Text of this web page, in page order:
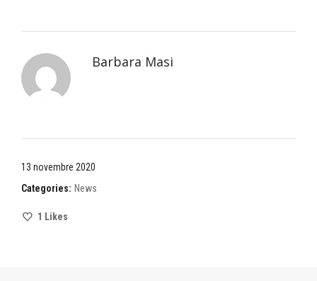
Barbara Masi
13 novembre 2020
Categories: News
1 Likes